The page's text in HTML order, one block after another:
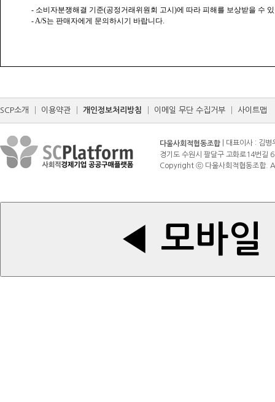
- 소비자분쟁해결 기준(공정거래위원회 고시)에 따라 피해를 보상받을 수
- A/S는 판매자에게 문의하시기 바랍니다.
SCP소개 이용약관 개인정보처리방침 이메일 무단 수집거부 사이트맵
다울사회적협동조합 | 대표이사 : 김
경기도 수원시 팔달구 고화로14번
Copyright ⓒ 다울사회적협동조합.